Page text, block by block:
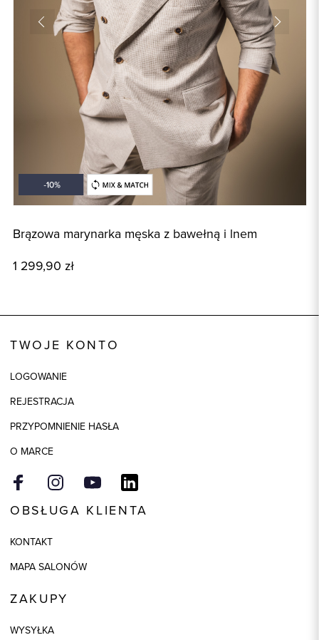
Brązowa marynarka męska z bawełną i lnem
1 299,90 zł
TWOJE KONTO
LOGOWANIE
REJESTRACJA
PRZYPOMNIENIE HASŁA
O MARCE
OBSŁUGA KLIENTA
KONTAKT
MAPA SALONÓW
ZAKUPY
WYSYŁKA